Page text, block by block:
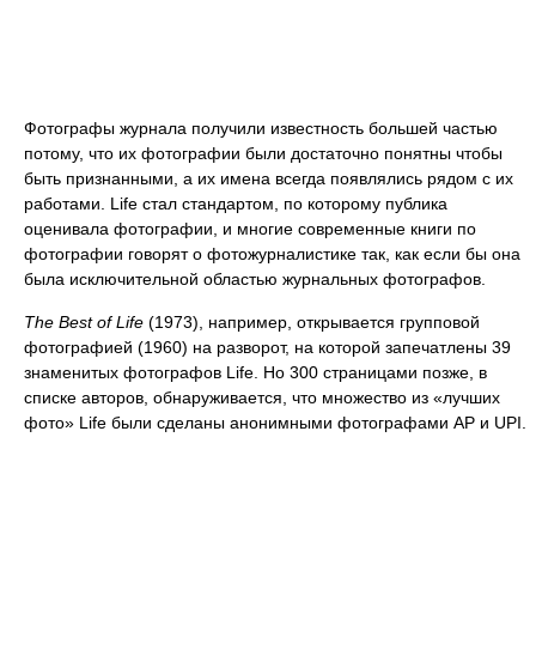
Фотографы журнала получили известность большей частью
потому, что их фотографии были достаточно понятны чтобы
быть признанными, а их имена всегда появлялись рядом с их
работами. Life стал стандартом, по которому публика
оценивала фотографии, и многие современные книги по
фотографии говорят о фотожурналистике так, как если бы она
была исключительной областью журнальных фотографов.
The Best of Life (1973), например, открывается групповой
фотографией (1960) на разворот, на которой запечатлены 39
знаменитых фотографов Life. Но 300 страницами позже, в
списке авторов, обнаруживается, что множество из «лучших
фото» Life были сделаны анонимными фотографами AP и UPI.